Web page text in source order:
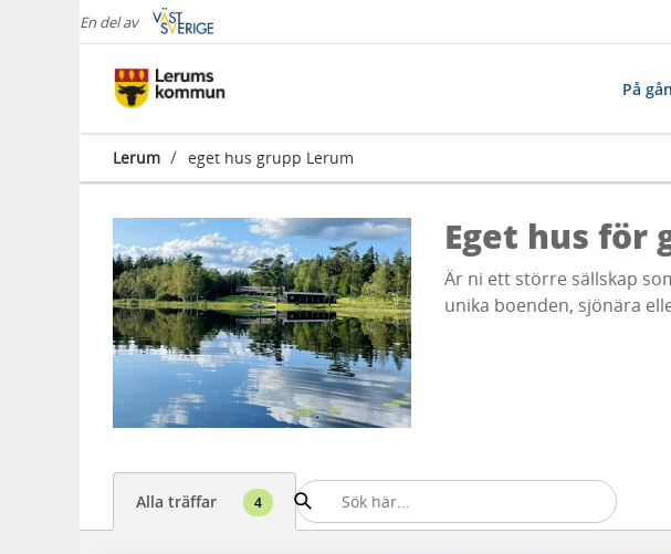
En del av
På
Lerum / eget hus grupp Lerum
Eget hus för
Är ni ett större sällskap
unika boenden, sjönära
Alla träffar 4